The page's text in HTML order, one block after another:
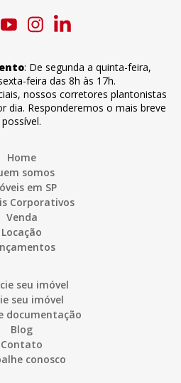
: De segunda a quinta-feira,
feira das 8h às 17h.
nossos corretores plantonistas
dia. Responderemos o mais breve
possível.
Home
somos
em SP
Corporativos
Venda
Locação
seu imóvel
seu imóvel
documentação
Blog
Contato
conosco